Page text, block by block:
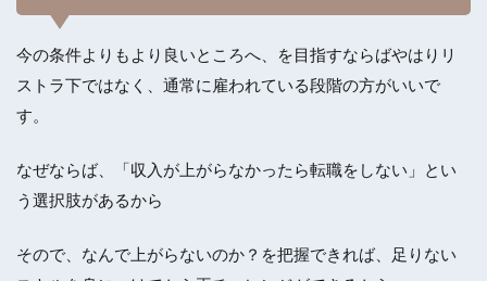
今の条件よりもより良いところへ、を目指すならばやはりリ
ストラ下ではなく、通常に雇われている段階の方がいいで
す。
なぜならば、
「収入が上がらなかったら転職をしない」とい
う選択肢があるから
そので、なんで上がらないのか？を把握できれば、足りない